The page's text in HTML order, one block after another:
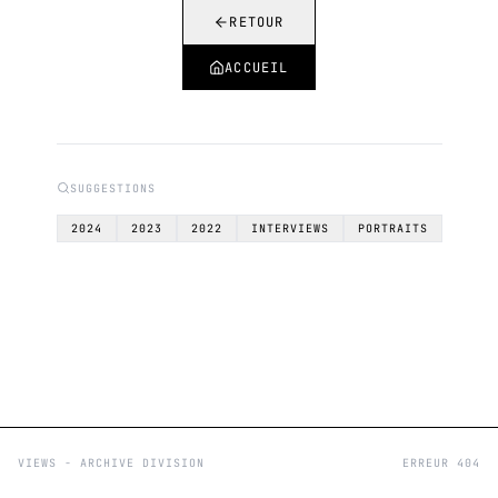
RETOUR
ACCUEIL
SUGGESTIONS
2024 2023 2022 INTERVIEWS PORTRAITS
VIEWS - ARCHIVE DIVISION ERREUR 404